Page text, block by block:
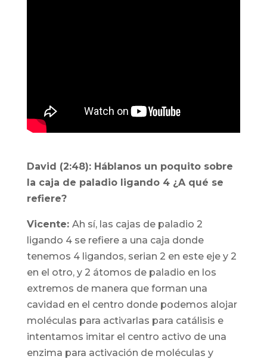
David (2:48): Háblanos un poquito sobre
la caja de paladio ligando 4 ¿A qué se
refiere?
Vicente: Ah sí, las cajas de paladio 2
ligando 4 se refiere a una caja donde
tenemos 4 ligandos, serian 2 en este eje y 2
en el otro, y 2 átomos de paladio en los
extremos de manera que forman una
cavidad en el centro donde podemos alojar
moléculas para activarlas para catálisis e
intentamos imitar el centro activo de una
enzima para activación de moléculas y